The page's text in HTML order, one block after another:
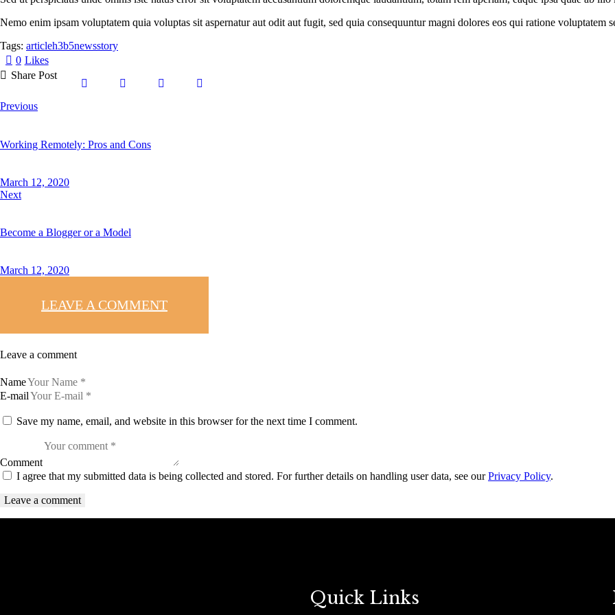
Nemo enim ipsam voluptatem quia voluptas sit aspernatur aut odit aut fugit, sed quia consequuntur magni dolores eos qui ratione voluptatem
Tags: articleh3b5newsstory
0 Likes
Share Post
Previous
Working Remotely: Pros and Cons
March 12, 2020
Next
Become a Blogger or a Model
March 12, 2020
LEAVE A COMMENT
Leave a comment
Name
E-mail
Save my name, email, and website in this browser for the next time I comment.
Comment
I agree that my submitted data is being collected and stored. For further details on handling user data, see ourPrivacy Policy.
Quick Links